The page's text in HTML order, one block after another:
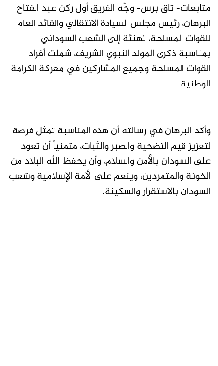
متابعات- تاق برس- وجّه الفريق أول ركن عبد الفتاح
البرهان، رئيس مجلس السيادة الانتقالي والقائد العام
للقوات المسلحة، تهنئة إلى الشعب السوداني
بمناسبة ذكرى المولد النبوي الشريف، شملت أفراد
القوات المسلحة وجميع المشاركين في معركة الكرامة
الوطنية.
وأكد البرهان في رسالته أن هذه المناسبة تمثل فرصة
لتعزيز قيم التضحية والصبر والثبات، متمنياً أن تعود
على السودان بالأمن والسلام، وأن يحفظ الله البلاد من
الخونة والمتمردين، وينعم على الأمة الإسلامية وشعب
السودان بالاستقرار والسكينة.